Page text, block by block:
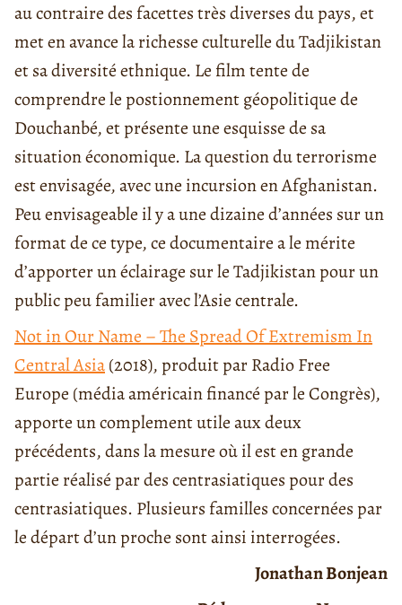
au contraire des facettes très diverses du pays, et
met en avance la richesse culturelle du Tadjikistan
et sa diversité ethnique. Le film tente de
comprendre le postionnement géopolitique de
Douchanbé, et présente une esquisse de sa
situation économique. La question du terrorisme
est envisagée, avec une incursion en Afghanistan.
Peu envisageable il y a une dizaine d’années sur un
format de ce type, ce documentaire a le mérite
d’apporter un éclairage sur le Tadjikistan pour un
public peu familier avec l’Asie centrale.
Not in Our Name – The Spread Of Extremism In
Central Asia(2018), produit par Radio Free
Europe (média américain financé par le Congrès),
apporte un complement utile aux deux
précédents, dans la mesure où il est en grande
partie réalisé par des centrasiatiques pour des
centrasiatiques. Plusieurs familles concernées par
le départ d’un proche sont ainsi interrogées.
Jonathan Bonjean